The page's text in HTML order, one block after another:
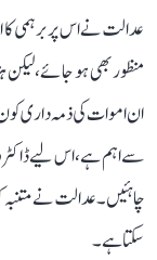
عدالت نے اس پر برہمی
منظور بھی ہو جائے،
ان اموات کی ذمہ داری
سے اہم ہے، اس لیے
چاہئیں۔ عدالت نے متنبہ
سکتا ہے۔